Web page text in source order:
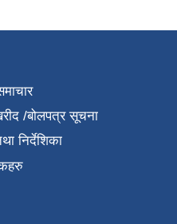
/बोलपत्र सूचना
निर्देशिका